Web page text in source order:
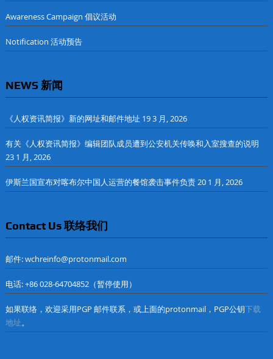
Awareness Campaign 倡议活动
Notification 活动预告
NEWS 新闻
《人权资讯简报》新的网址和邮件地址 19 3 月, 2026
有关《人权资讯简报》编辑团队成员遭到公安机关传唤和入室搜查的说明
23 1 月, 2026
伊斯兰国宣布对喀布尔中国人运营的餐馆袭击事件负责20 1 月, 2026
Contact Us 联络我们
邮件: wchreinfo@protonmail.com
电话: +86 028-64704852（暂停使用）
如果联络，欢迎采用PGP 邮件联系，或上面的protonmail，PGP公钥下载
地址。